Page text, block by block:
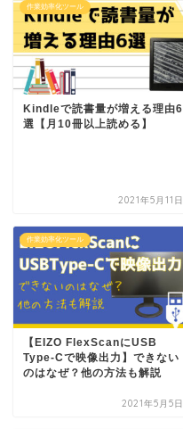
作業効率化ツール
Kindleで読書量が増える理由6
選【月10冊以上読める】
2021年5月11日
作業効率化ツール
【EIZO FlexScanにUSB
Type-Cで映像出力】できない
のはなぜ？他の方法も解説
2021年5月5日